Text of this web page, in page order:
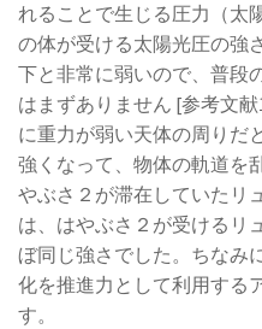
れることで生じる圧力（太
の体が受ける太陽光圧の強
下と非常に弱いので、普段
はまずありません [参考文
に重力が弱い天体の周りだ
強くなって、物体の軌道を
やぶさ２が滞在していたリ
は、はやぶさ２が受けるリ
ぼ同じ強さでした。ちなみ
化を推進力として利用する
す。